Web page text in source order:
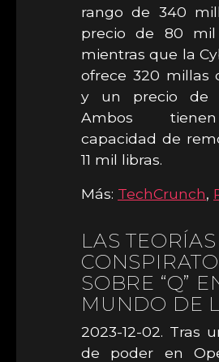
rango de 340
precio de 80 mil
mientras que la
ofrece 320 millas
y un precio de
Ambos
capacidad de
11 mil libras.
Más: TechCrunch,
LAS TEORÍAS
SOBRE “Q”
MUNDO DE
2023-12-02. Tras
de poder en